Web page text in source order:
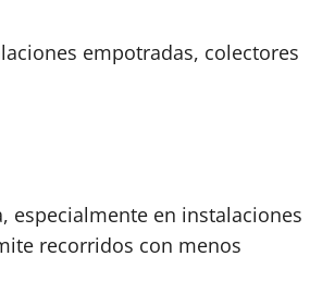
empotradas, colectores
especialmente en instalaciones
recorridos con menos